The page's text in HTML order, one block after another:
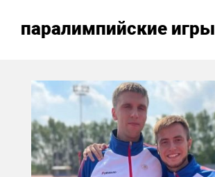
паралимпийские игры